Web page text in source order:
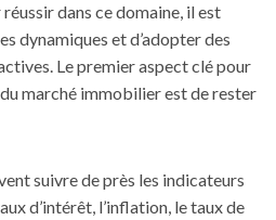
dans ce domaine, il est
dynamiques et d’adopter des
Le premier aspect clé pour
marché immobilier est de rester
suivre de près les indicateurs
d’intérêt, l’inflation, le taux de